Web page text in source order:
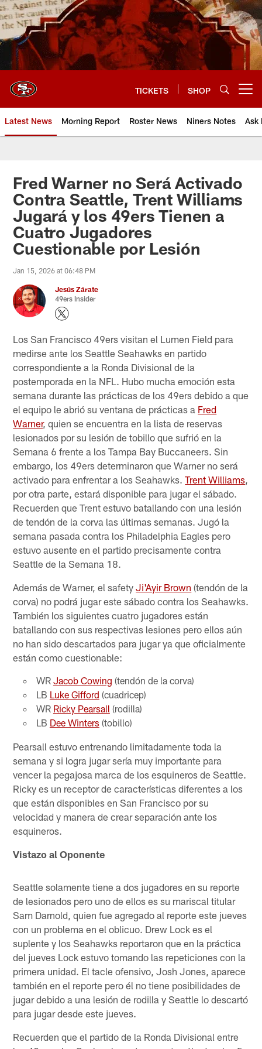
Skip
to
main
content
TICKETS SHOP
Latest News Morning Report Roster News Niners Notes Ask
Fred Warner no Será Activado
Contra Seattle, Trent Williams
Jugará y los 49ers Tienen a
Cuatro Jugadores
Cuestionable por Lesión
Jan 15, 2026 at 06:48 PM
Jesús Zárate
49ers Insider
Los San Francisco 49ers visitan el Lumen Field para
medirse ante los Seattle Seahawks en partido
correspondiente a la Ronda Divisional de la
postemporada en la NFL. Hubo mucha emoción esta
semana durante las prácticas de los 49ers debido a que
el equipo le abrió su ventana de prácticas a Fred
Warner, quien se encuentra en la lista de reservas
lesionados por su lesión de tobillo que sufrió en la
Semana 6 frente a los Tampa Bay Buccaneers. Sin
embargo, los 49ers determinaron que Warner no será
activado para enfrentar a los Seahawks.Trent Williams
por otra parte, estará disponible para jugar el sábado.
Recuerden que Trent estuvo batallando con una lesión
de tendón de la corva las últimas semanas. Jugó la
semana pasada contra los Philadelphia Eagles pero
estuvo ausente en el partido precisamente contra
Seattle de la Semana 18.
Además de Warner, el safetyJi'Ayir Brown (tendón de la
corva) no podrá jugar este sábado contra los Seahawks.
También los siguientes cuatro jugadores están
batallando con sus respectivas lesiones pero ellos aún
no han sido descartados para jugar ya que oficialmente
están como cuestionable:
WR Jacob Cowing (tendón de la corva)
LB Luke Gifford (cuadricep)
WR Ricky Pearsall (rodilla)
LB Dee Winters (tobillo)
Pearsall estuvo entrenando limitadamente toda la
semana y si logra jugar sería muy importante para
vencer la pegajosa marca de los esquineros de Seattle.
Ricky es un receptor de características diferentes a los
que están disponibles en San Francisco por su
velocidad y manera de crear separación ante los
esquineros.
Vistazo al Oponente
Seattle solamente tiene a dos jugadores en su reporte
de lesionados pero uno de ellos es su mariscal titular
Sam Darnold, quien fue agregado al reporte este jueves
con un problema en el oblicuo. Drew Lock es el
suplente y los Seahawks reportaron que en la práctica
del jueves Lock estuvo tomando las repeticiones con la
primera unidad. El tacle ofensivo, Josh Jones, aparece
también en el reporte pero él no tiene posibilidades de
jugar debido a una lesión de rodilla y Seattle lo descartó
para jugar desde este jueves.
Recuerden que el partido de la Ronda Divisional entre